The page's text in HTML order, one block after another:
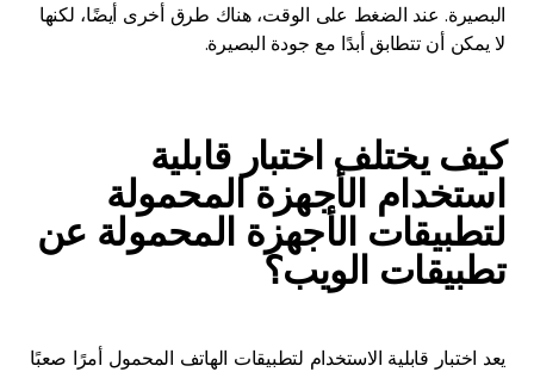
البصيرة. عند الضغط على الوقت، هناك طرق أخرى أيضًا، لكنها
لا يمكن أن تتطابق أبدًا مع جودة البصيرة.
كيف يختلف اختبار قابلية
استخدام الأجهزة المحمولة
لتطبيقات الأجهزة المحمولة عن
تطبيقات الويب؟
يعد اختبار قابلية الاستخدام لتطبيقات الهاتف المحمول أمرًا صعبًا